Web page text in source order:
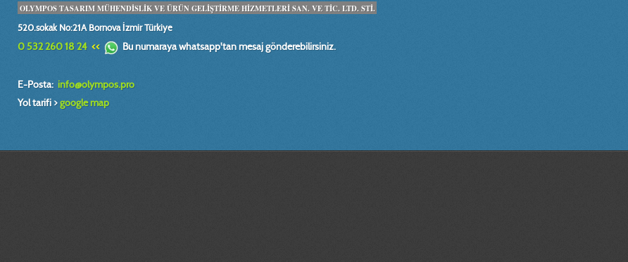
OLYMPOS TASARIM MÜHENDİSLİK VE ÜRÜN GELİŞTİRME HİZMETLERİ SAN. VE TİC. LTD. STİ.
520.sokak No:21A Bornova İzmir Türkiye
0 532 260 18 24 << Bu numaraya whatsapp'tan mesaj gönderebilirsiniz.
E-Posta: info@olympos.pro
Yol tarifi >google map